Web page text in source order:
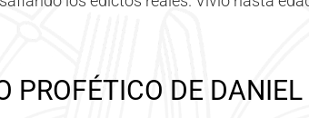
PROFÉTICO DE DANIEL